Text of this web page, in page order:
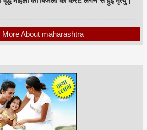
More About maharashtra